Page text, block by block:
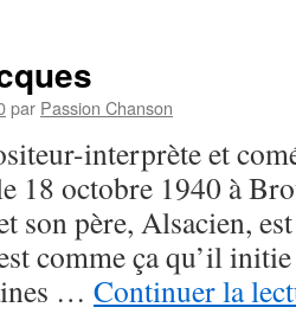
par Passion Chanson
interprète et
18 octobre 1940 à
son père, Alsacien,
comme ça qu’il
… Continuer la